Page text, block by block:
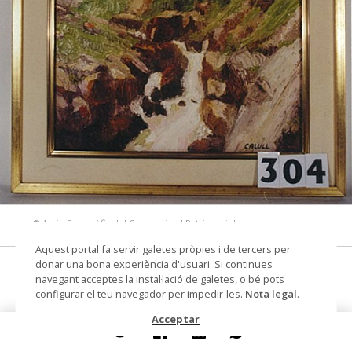
© Arxiu Fotogràfic del Consorci del Patrimoni de
Vall de Pineta
pintura sobre tela
Aquest portal fa servir galetes pròpies i de tercers per
donar una bona experiència d'usuari. Si continues
navegant acceptes la instal·lació de galetes, o bé pots
configurar el teu navegador per impedir-les. Nota legal.
Acceptar